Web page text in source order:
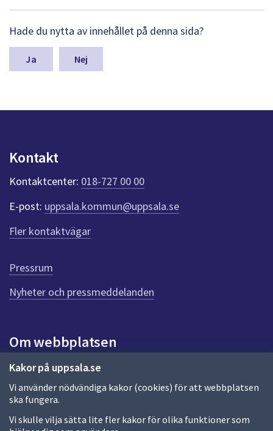
Kakor på uppsala.se
Vi använder nödvändiga kakor (cookies) för att webbplatsen
ska fungera.
Vi skulle vilja sätta lite fler kakor för olika funktioner som
ä
m
a
n
k
e
r
f
ö
r
e
n
n
a
d
a
Hade du nytta av innehållet på denna sida?
Nej
Kontakt
Kontaktcenter: 018-727 00 00
E-post: uppsala.kommun@uppsala.se
Fler kontaktvägar
Pressrum
Nyheter och pressmeddelanden
Om webbplatsen
Om webbplatsen
Allmänna handlingar och diarium
Behandling av personuppgifter